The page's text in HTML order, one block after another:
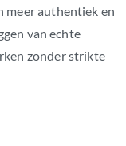
meer authentiek en
van echte
zonder strikte